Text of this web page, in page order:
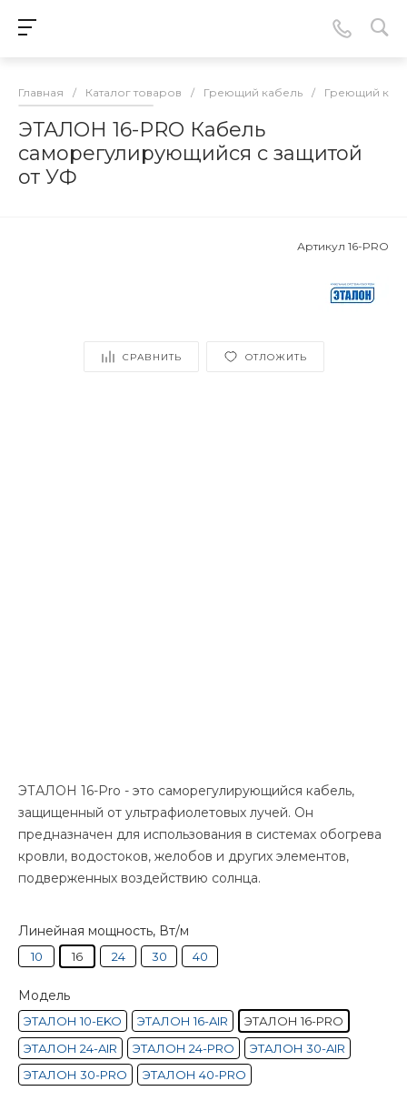
Главная / Каталог товаров / Греющий кабель / Греющий
ЭТАЛОН 16-PRO Кабель
саморегулирующийся с защитой
от УФ
Артикул 16-PRO
СРАВНИТЬ ОТЛОЖИТЬ
ЭТАЛОН 16-Pro - это саморегулирующийся кабель,
защищенный от ультрафиолетовых лучей. Он
предназначен для использования в системах обогрева
кровли, водостоков, желобов и других элементов,
подверженных воздействию солнца.
Линейная мощность, Вт/м
10 16 24 30 40
Модель
ЭТАЛОН 10-EKO ЭТАЛОН 16-AIR
ЭТАЛОН 16-PRO
ЭТАЛОН 24-AIR
ЭТАЛОН 24-PRO
ЭТАЛОН 30-AIR
ЭТАЛОН 30-PRO
ЭТАЛОН 40-PRO